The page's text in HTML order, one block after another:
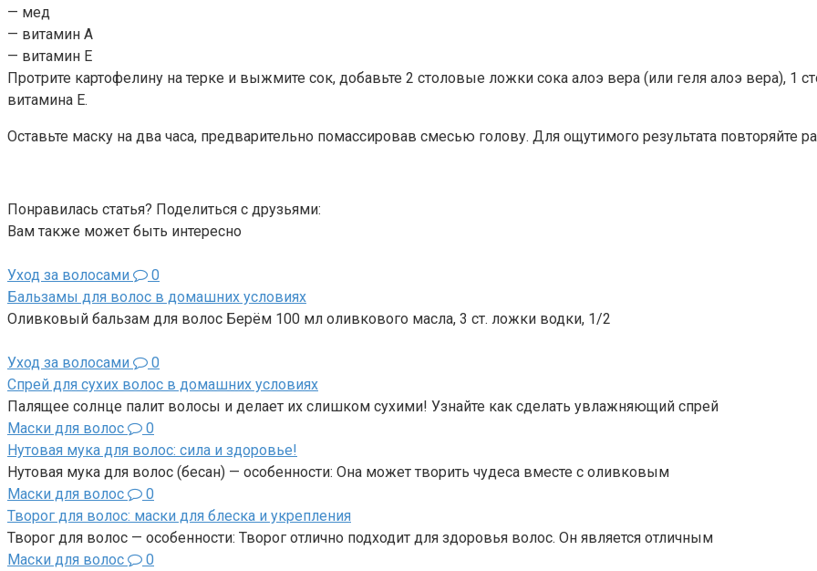
— мед
— витамин А
— витамин Е
Протрите картофелину на терке и выжмите сок, добавьте 2 столовые ложки сока алоэ вера (или геля алоэ вера),
витамина Е.
Оставьте маску на два часа, предварительно помассировав смесью голову. Для ощутимого результата повторяйте
Понравилась статья? Поделиться с друзьями:
Вам также может быть интересно
Уход за волосами
0
Бальзамы для волос в домашних условиях
Оливковый бальзам для волос Берём 100 мл оливкового масла, 3 ст. ложки водки, 1/2
Уход за волосами
0
Спрей для сухих волос в домашних условиях
Палящее солнце палит волосы и делает их слишком сухими! Узнайте как сделать увлажняющий спрей
Маски для волос
0
Нутовая мука для волос: сила и здоровье!
Нутовая мука для волос (бесан) — особенности: Она может творить чудеса вместе с оливковым
Маски для волос
0
Творог для волос: маски для блеска и укрепления
Творог для волос — особенности: Творог отлично подходит для здоровья волос. Он является отличным
Маски для волос
0